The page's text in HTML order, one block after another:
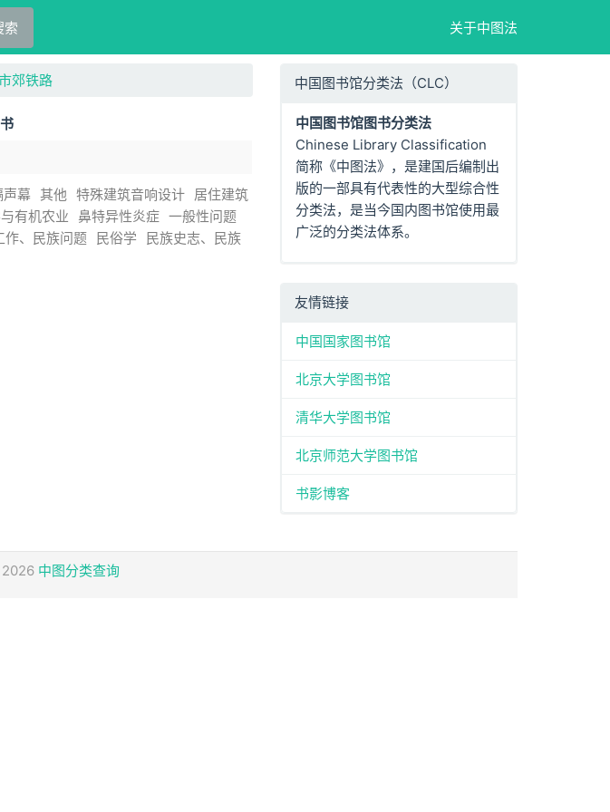
索 关于中图法
郊铁路
声幕 其他 特殊建筑音响设计 居住建筑
有机农业 鼻特异性炎症 一般性问题
作、民族问题 民俗学
民族史志、民族
中国图书馆分类法（CLC）
中国图书馆图书分类法
Chinese Library Classification
简称《中图法》，是建国后编制出
版的一部具有代表性的大型综合性
分类法，是当今国内图书馆使用最
广泛的分类法体系。
友情链接
中国国家图书馆
北京大学图书馆
清华大学图书馆
北京师范大学图书馆
书影博客
中图分类查询